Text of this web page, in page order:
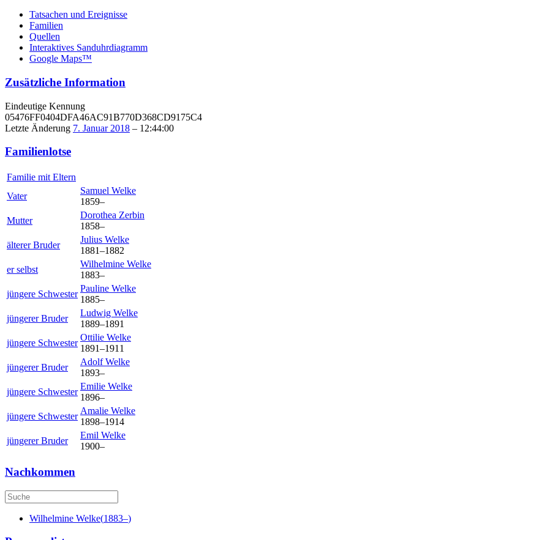
Tatsachen und Ereignisse
Familien
Quellen
Interaktives Sanduhrdiagramm
Google Maps™
Zusätzliche Information
Eindeutige Kennung
05476FF0404DFA46AC91B770D368CD9175C4
Letzte Änderung 7. Januar 2018 – 12:44:00
Familienlotse
Familie mit Eltern
Vater
Samuel Welke
1859–
Mutter
Dorothea Zerbin
1858–
älterer Bruder
Julius Welke
1881–1882
er selbst
Wilhelmine Welke
1883–
jüngere Schwester
Pauline Welke
1885–
jüngerer Bruder
Ludwig Welke
1889–1891
jüngere Schwester
Ottilie Welke
1891–1911
jüngerer Bruder
AdolfWelke
1893–
jüngere Schwester
Emilie Welke
1896–
jüngere Schwester
Amalie Welke
1898–1914
jüngerer Bruder
Emil Welke
1900–
Nachkommen
Wilhelmine Welke(1883–)